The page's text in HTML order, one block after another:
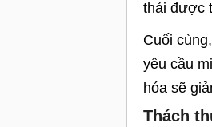
Trong kỷ
vững của
►AHP